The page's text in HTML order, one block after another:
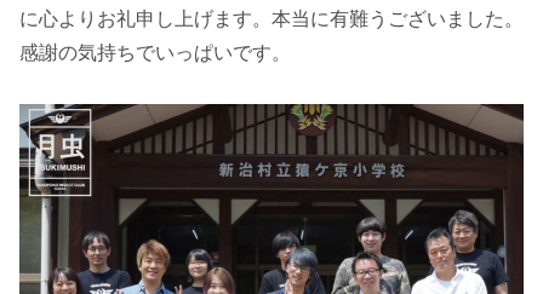
に心よりお礼申し上げます。本当に有難うございました。
感謝の気持ちでいっぱいです。